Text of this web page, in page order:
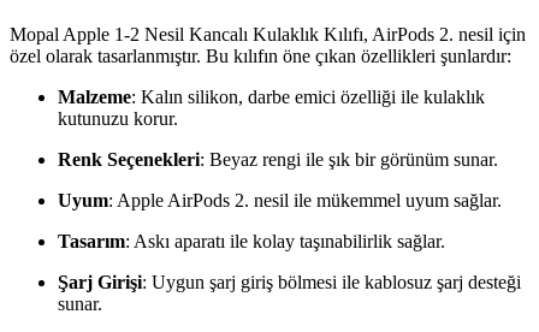
Mopal Apple 1-2 Nesil Kancalı Kulaklık Kılıfı, AirPods 2. nesil için
özel olarak tasarlanmıştır. Bu kılıfın öne çıkan özellikleri şunlardır:
Malzeme: Kalın silikon, darbe emici özelliği ile kulaklık
kutunuzu korur.
Renk Seçenekleri: Beyaz rengi ile şık bir görünüm sunar.
Uyum: Apple AirPods 2. nesil ile mükemmel uyum sağlar.
Tasarım: Askı aparatı ile kolay taşınabilirlik sağlar.
Şarj Girişi: Uygun şarj giriş bölmesi ile kablosuz şarj desteği
sunar.